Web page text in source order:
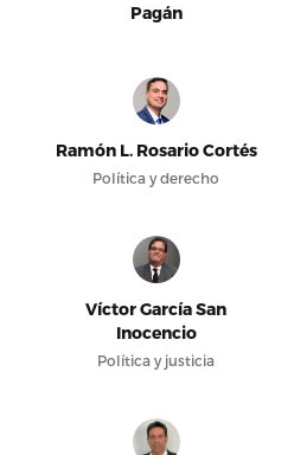
Pagán
Ramón L. Rosario Cortés
Política y derecho
Víctor García San
Inocencio
Política y justicia